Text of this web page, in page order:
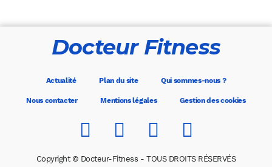
Docteur Fitness
Actualité Plan du site Qui sommes-nous ?
Nous contacter Mentions légales Gestion des cookies
Copyright © Docteur-Fitness - TOUS DROITS RÉSERVÉS